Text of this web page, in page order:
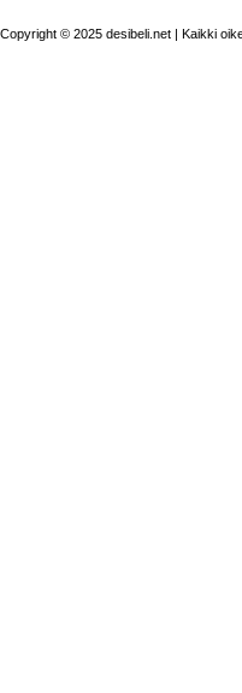
Copyright © 2025 desibeli.net | Kaikki